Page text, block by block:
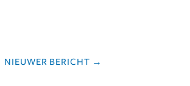
NIEUWER BERICHT →